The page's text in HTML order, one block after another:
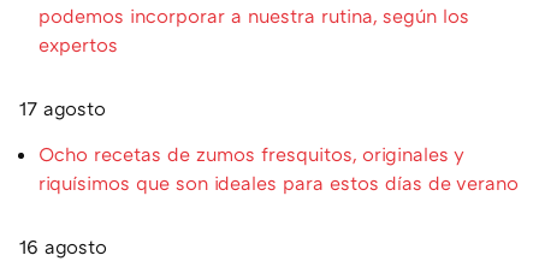
podemos incorporar a nuestra rutina, según los
expertos
17 agosto
Ocho recetas de zumos fresquitos, originales y
riquísimos que son ideales para estos días de verano
16 agosto